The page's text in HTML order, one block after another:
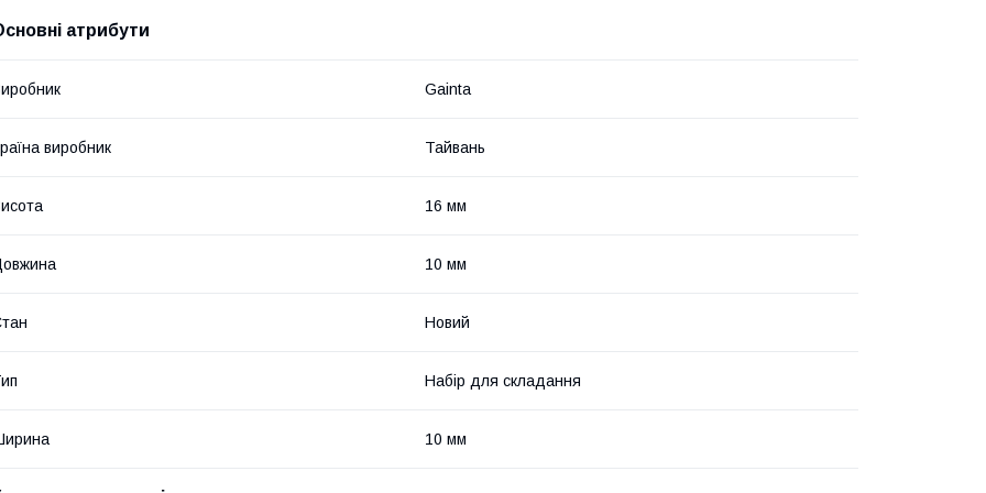
атрибути
Gainta
виробник Тайвань
16 мм
10 мм
Новий
Набір для складання
10 мм